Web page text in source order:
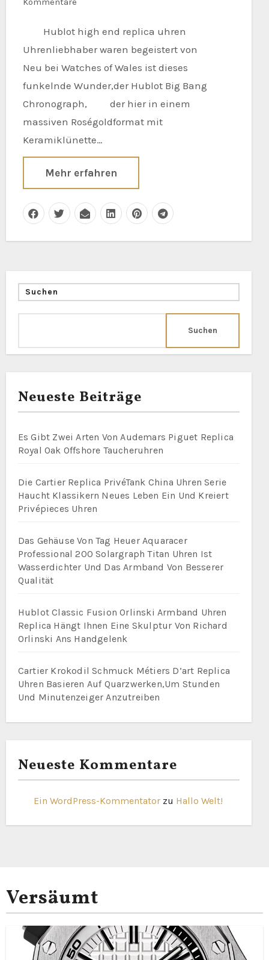
Hublot high end replica uhren
Uhrenliebhaber waren begeistert von
Neu bei Watches of Wales ist dieses
funkelnde Wunder,der Hublot Big Bang
Chronograph, der hier in einem
massiven Roségoldformat mit
Keramiklünette…
Mehr erfahren
Suchen
Suchen
Neueste Beiträge
Es Gibt Zwei Arten Von Audemars Piguet Replica
Royal Oak Offshore Taucheruhren
Die Cartier Replica PrivéTank China Uhren Serie
Haucht Klassikern Neues Leben Ein Und Kreiert
Privépieces Uhren
Das Gehäuse Von Tag Heuer Aquaracer
Professional 200 Solargraph Titan Uhren Ist
Wasserdichter Und Das Armband Von Besserer
Qualität
Hublot Classic Fusion Orlinski Armband Uhren
Replica Hängt Ihnen Eine Skulptur Von Richard
Orlinski Ans Handgelenk
Cartier Krokodil Schmuck Métiers D’art Replica
Uhren Basieren Auf Quarzwerken,Um Stunden
Und Minutenzeiger Anzutreiben
Neueste Kommentare
Ein WordPress-Kommentatorzu Hallo Welt!
Versäumt